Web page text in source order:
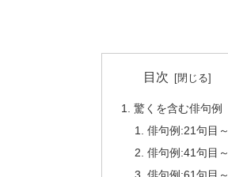
目次
驚くを含む俳句例
俳句例:21句目～
俳句例:41句目～